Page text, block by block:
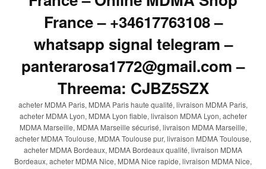
France – +34617763108 –
whatsapp signal telegram –
panterarosa1772@gmail.com –
Threema: CJBZ5SZX
acheter MDMA Paris, MDMA Paris haute qualité, livraison MDMA Paris,
acheter MDMA Lyon, MDMA Lyon fiable, livraison MDMA Lyon, acheter
MDMA Marseille, MDMA Marseille sécurisé, livraison MDMA Marseille,
acheter MDMA Toulouse, MDMA Toulouse pur, livraison MDMA Toulouse,
acheter MDMA Bordeaux, MDMA Bordeaux qualité, livraison MDMA
Bordeaux, acheter MDMA Nice, MDMA Nice rapide, livraison MDMA Nice,